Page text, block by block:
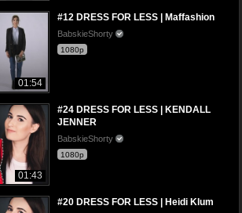
01:54
#12 DRESS FOR LESS | Maffashion
BabskieShorty
1080p
01:43
#24 DRESS FOR LESS | KENDALL
JENNER
BabskieShorty
1080p
#20 DRESS FOR LESS | Heidi Klum